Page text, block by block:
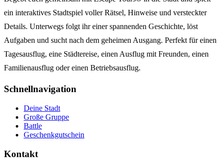
ein interaktives Stadtspiel voller Rätsel, Hinweise und versteckter
Details. Unterwegs folgt ihr einer spannenden Geschichte, löst
Aufgaben und sucht nach dem geheimen Ausgang. Perfekt für einen
Tagesausflug, eine Städtereise, einen Ausflug mit Freunden, einen
Familienausflug oder einen Betriebsausflug.
Schnellnavigation
Deine Stadt
Große Gruppe
Battle
Geschenkgutschein
Kontakt